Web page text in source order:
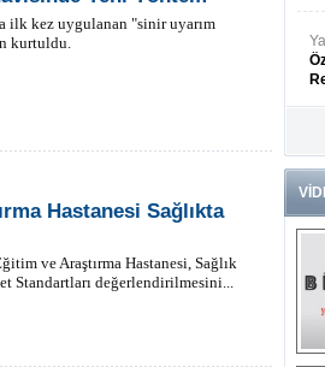
ilk kez uygulanan "sinir uyarım
kurtuldu.
Hastanesi Sağlıkta
ve Araştırma Hastanesi, Sağlık
Standartları değerlendirilmesini...